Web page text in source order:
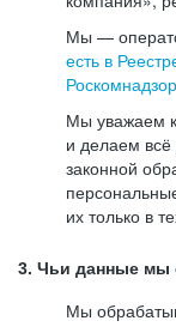
Мы —
есть в
Мы уважаем
и делаем всё
законной
их только в
3. Чьи данные мы
Мы